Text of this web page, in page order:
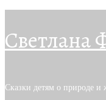
Светлана
Сказки детям о природе и